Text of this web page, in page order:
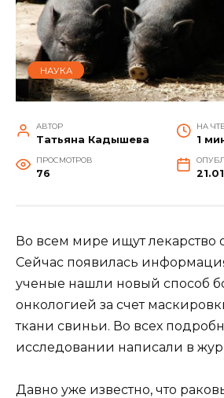
НАУКА
АВТОР
Татьяна Кадышева
НА
1
ПРОСМОТРОВ
76
Во всем мире ищут лекарство
Сейчас появилась
ученые нашли новый способ
онкологией за счет
ткани свиньи. Во всех
исследовании написали в
Давно уже известно, что